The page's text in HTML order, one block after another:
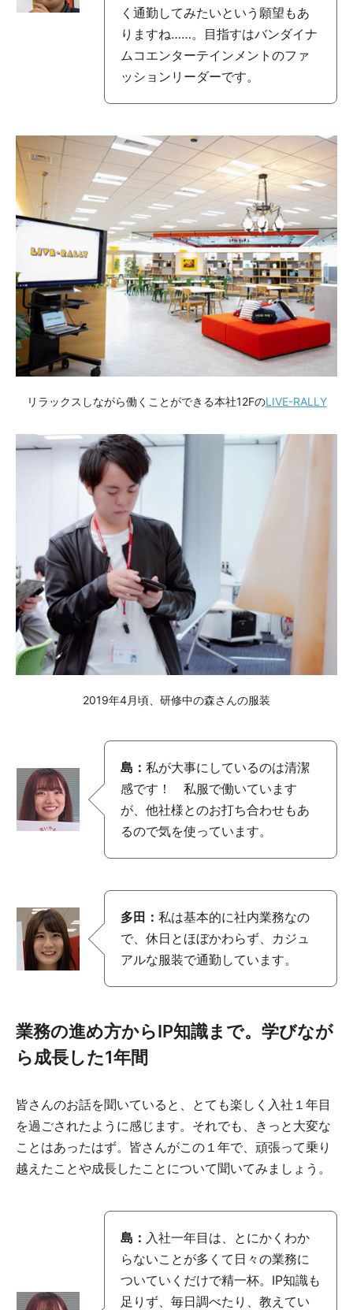
く通勤してみたいという願望もあ
りますね……。目指すはバンダイナ
ムコエンターテインメントのファ
ッションリーダーです。
リラックスしながら働くことができる本社12FのLIVE-RALLY
2019年4月頃、研修中の森さんの服装
島： 私が大事にしているのは清潔
感です！ 私服で働いています
が、他社様とのお打ち合わせもあ
るので気を使っています。
多田： 私は基本的に社内業務なの
で、休日とほぼかわらず、カジュ
アルな服装で通勤しています。
業務の進め方からIP知識まで。学びなが
ら成長した1年間
皆さんのお話を聞いていると、とても楽しく入社１年目
を過ごされたように感じます。それでも、きっと大変な
ことはあったはず。皆さんがこの１年で、頑張って乗り
越えたことや成長したことについて聞いてみましょう。
島： 入社一年目は、とにかくわか
らないことが多くて日々の業務に
ついていくだけで精一杯。IP知識も
足りず、毎日調べたり、教えてい